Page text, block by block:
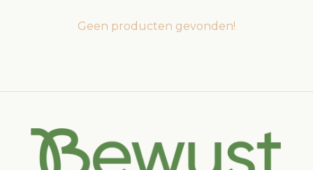
Geen producten gevonden!